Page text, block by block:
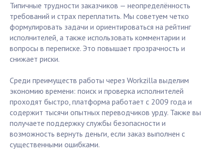
Типичные трудности заказчиков — неопределённость
требований и страх переплатить. Мы советуем четко
формулировать задачи и ориентироваться на рейтинг
исполнителей, а также использовать комментарии и
вопросы в переписке. Это повышает прозрачность и
снижает риски.
Среди преимуществ работы через Workzilla выделим
экономию времени: поиск и проверка исполнителей
проходят быстро, платформа работает с 2009 года и
содержит тысячи опытных переводчиков урду. Также вы
получаете поддержку службы безопасности и
возможность вернуть деньги, если заказ выполнен с
существенными ошибками.